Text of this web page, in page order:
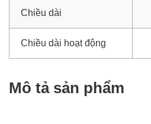
Chiều dài
Chiều dài hoạt động
Mô tả sản phẩm